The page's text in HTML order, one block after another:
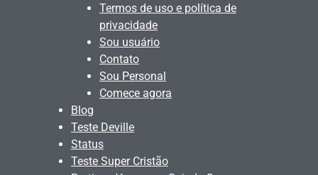
Termos de uso e política de
privacidade
Sou usuário
Contato
Sou Personal
Comece agora
Blog
Teste Deville
Status
Teste Super Cristão